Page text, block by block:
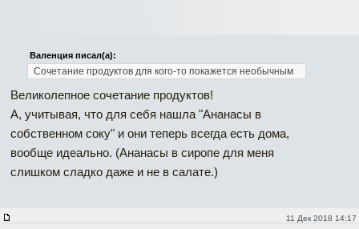
Валенция писал(а):
Сочетание продуктов для кого-то покажется необычным
Великолепное сочетание продуктов!
А, учитывая, что для себя нашла "Ананасы в
собственном соку" и они теперь всегда есть дома,
вообще идеально. (Ананасы в сиропе для меня
слишком сладко даже и не в салате.)
11 Дек 2018 14:17